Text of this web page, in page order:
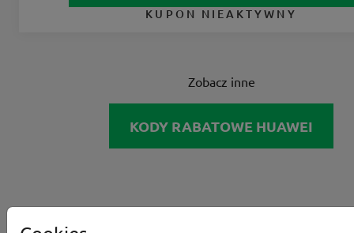
KUPON NIEAKTYWNY
Zobacz inne
KODY RABATOWE HUAWEI